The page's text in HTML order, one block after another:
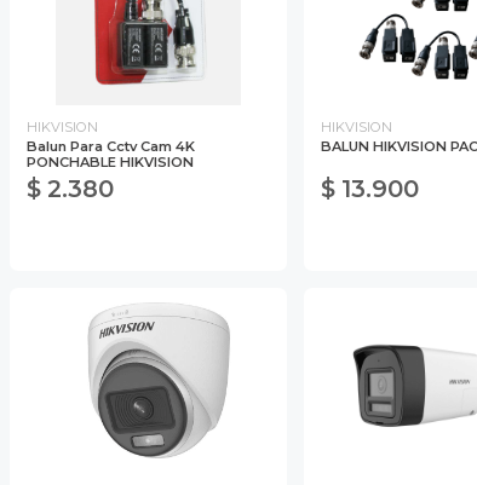
HIKVISION
Balun Para Cctv Cam 4K
PONCHABLE HIKVISION
$ 2.380
HIKVISION
BALUN HIKVISION
$ 13.900